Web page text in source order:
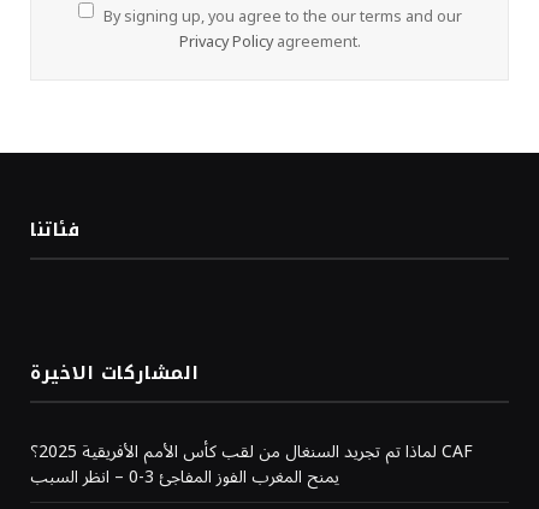
By signing up, you agree to the our terms and our
Privacy Policyagreement.
فئاتنا
المشاركات الاخيرة
لماذا تم تجريد السنغال من لقب كأس الأمم الأفريقية 2025؟ CAF
يمنح المغرب الفوز المفاجئ 3-0 – انظر السبب